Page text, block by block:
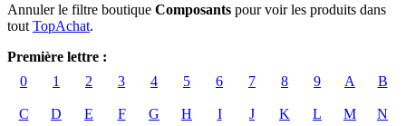
Annuler le filtre boutique Composants pour voir les produits dans
tout TopAchat.
Première lettre :
0
1 2 3 4 5 6 7 8 9 A B
C D E F G H I J K L M N